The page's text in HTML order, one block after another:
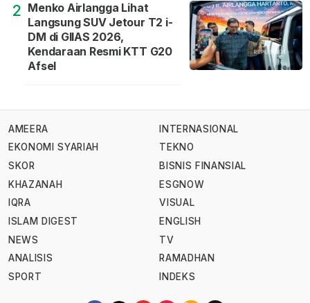
2 Menko Airlangga Lihat
Langsung SUV Jetour T2 i-
DM di GIIAS 2026,
Kendaraan Resmi KTT G20
Afsel
AMEERA
EKONOMI SYARIAH
SKOR
KHAZANAH
IQRA
ISLAM DIGEST
NEWS
ANALISIS
SPORT
INTERNASIONAL
TEKNO
BISNIS FINANSIAL
ESGNOW
VISUAL
ENGLISH
TV
RAMADHAN
INDEKS